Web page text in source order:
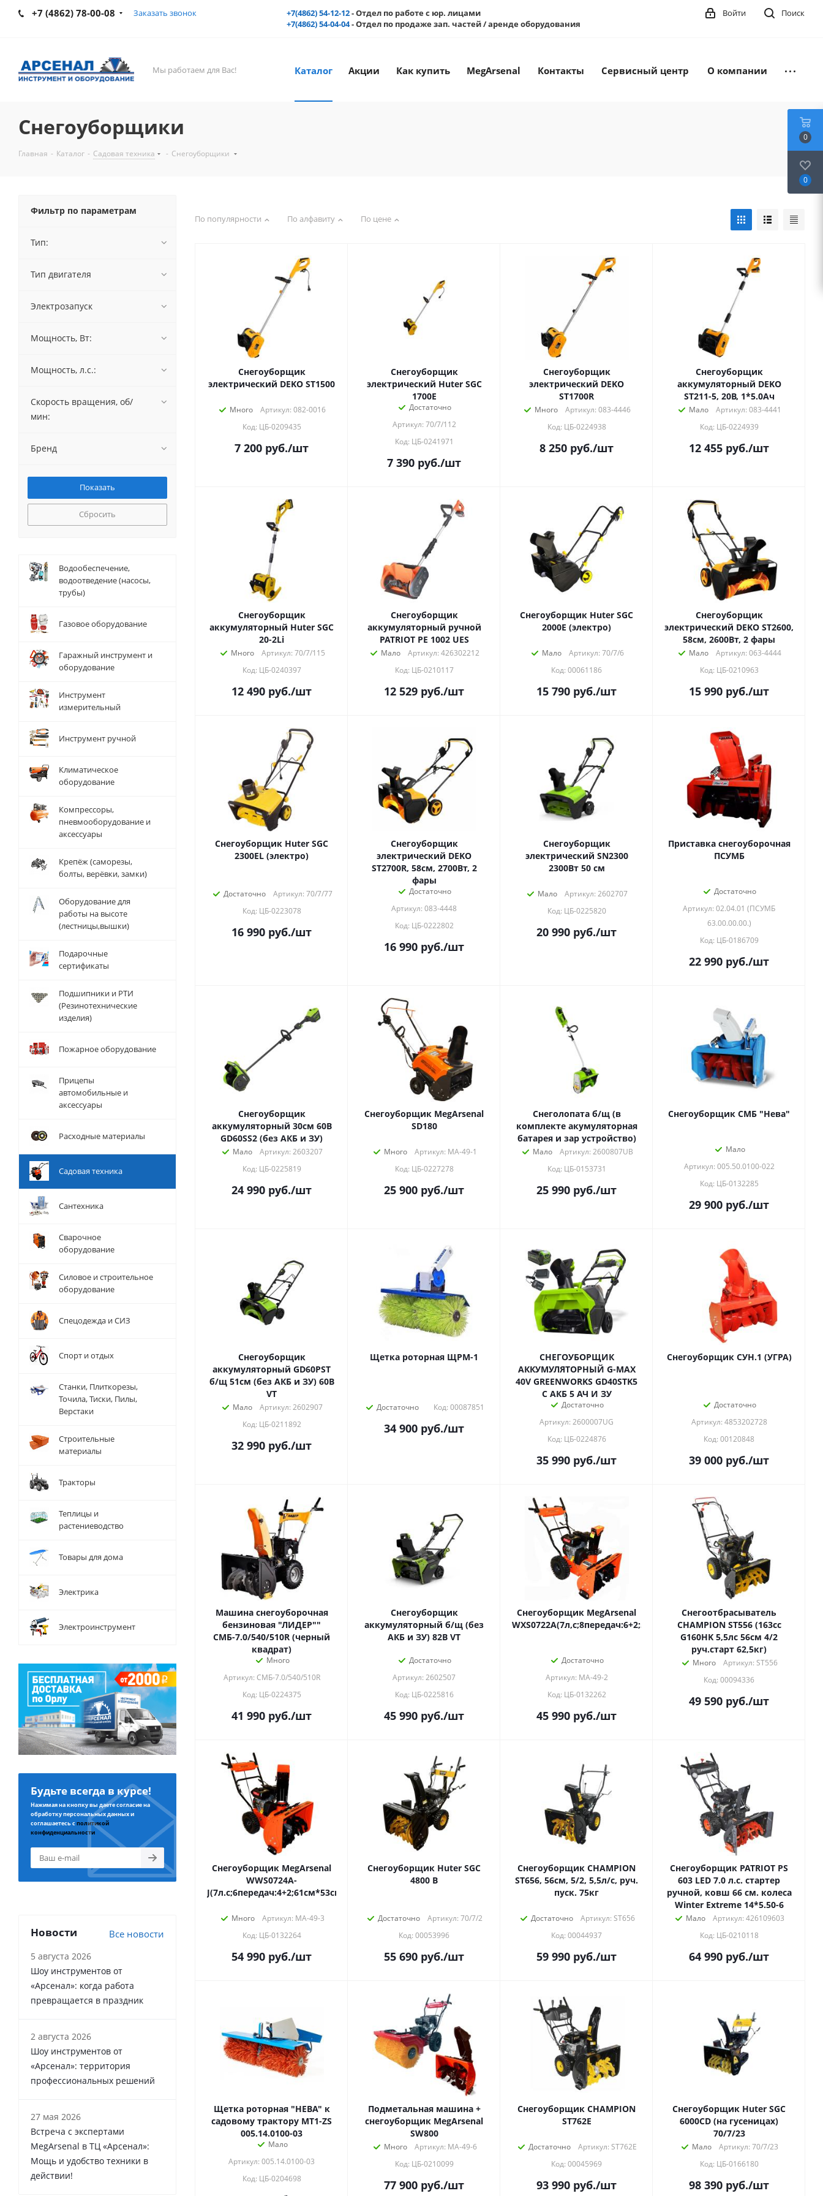
+7 (4862) 78-00-08 Заказать звонок +7(4862) 54-12-12- Отдел по работе с юр. лицами
+7(4862) 54-04-04- Отдел по продаже зап. частей / аренде оборудования
Поиск
Войти
Мы работаем для Вас! Каталог Акции Как купить MegArsenal Контакты Сервисный центр О компании
Снегоуборщики
Главная - Каталог - Садовая техника - Снегоуборщики
По популярности По алфавиту По цене
Снегоуборщик
электрический DEKO ST1500
Много
Артикул: 082-0016
Код: ЦБ-0209435
7 200 руб./шт
Снегоуборщик
электрический Huter SGC
1700E
Достаточно
Артикул: 70/7/112
Код: ЦБ-0241971
7 390 руб./шт
Снегоуборщик
электрический DEKO
ST1700R
Много
Артикул: 083-4446
Код: ЦБ-0224938
8 250 руб./шт
Снегоуборщик
аккумуляторный DEKO
ST211-5, 20В, 1*5.0Ач
Мало
Артикул: 083-4441
Код: ЦБ-0224939
12 455 руб./шт
Снегоуборщик
аккумуляторный Huter SGC
20-2Li
Много
Артикул: 70/7/115
Код: ЦБ-0240397
12 490 руб./шт
Снегоуборщик
аккумуляторный ручной
PATRIOT PE 1002 UES
Мало
Артикул: 426302212
Код: ЦБ-0210117
12 529 руб./шт
Снегоуборщик Huter SGC
2000Е (электро)
Мало
Артикул: 70/7/6
Код: 00061186
15 790 руб./шт
Снегоуборщик
электрический DEKO ST2600,
58см, 2600Вт, 2 фары
Мало
Артикул: 063-4444
Код: ЦБ-0210963
15 990 руб./шт
Снегоуборщик Huter SGC
2300ЕL (электро)
Достаточно
Артикул: 70/7/77
Код: ЦБ-0223078
16 990 руб./шт
Снегоуборщик
электрический DEKO
ST2700R, 58см, 2700Вт, 2
фары
Достаточно
Артикул: 083-4448
Код: ЦБ-0222802
16 990 руб./шт
Cнегоуборщик
электрический SN2300
2300Вт 50 см
Мало
Артикул: 2602707
Код: ЦБ-0225820
20 990 руб./шт
Приставка снегоуборочная
ПСУМБ
Достаточно
Артикул: 02.04.01 (ПСУМБ
63.00.00.00.)
Код: ЦБ-0186709
22 990 руб./шт
Снегоуборщик
аккумуляторный 30см 60В
GD60SS2 (без АКБ и ЗУ)
Мало
Артикул: 2603207
Код: ЦБ-0225819
24 990 руб./шт
Снегоуборщик MegArsenal
SD180
Много
Артикул: МА-49-1
Код: ЦБ-0227278
25 900 руб./шт
Снеголопата б/щ (в
комплекте акумуляторная
батарея и зар устройство)
Мало
Артикул: 2600807UB
Код: ЦБ-0153731
25 990 руб./шт
Снегоуборщик СМБ "Нева"
Мало
Артикул: 005.50.0100-022
Код: ЦБ-0132285
29 900 руб./шт
Снегоуборщик
аккумуляторный GD60PST
б/щ 51см (без АКБ и ЗУ) 60В
VT
Мало
Артикул: 2602907
Код: ЦБ-0211892
32 990 руб./шт
Щетка роторная ЩРМ-1
Достаточно Код: 00087851
34 900 руб./шт
СНЕГОУБОРЩИК
АККУМУЛЯТОРНЫЙ G-MAX
40V GREENWORKS GD40STK5
С АКБ 5 АЧ И ЗУ
Достаточно
Артикул: 2600007UG
Код: ЦБ-0224876
35 990 руб./шт
Снегоуборщик СУН.1 (УГРА)
Достаточно
Артикул: 4853202728
Код: 00120848
39 000 руб./шт
Машина снегоуборочная
бензиновая "ЛИДЕР""
СМБ-7.0/540/510R (черный
квадрат)
Много
Артикул: СМБ-7.0/540/510R
Код: ЦБ-0224375
41 990 руб./шт
Снегоуборщик
аккумуляторный б/щ (без
АКБ и ЗУ) 82В VT
Достаточно
Артикул: 2602507
Код: ЦБ-0225816
45 990 руб./шт
Снегоуборщик MegArsenal
WXS0722A(7л,с;8передач:6+2;56см*43см)
Достаточно
Артикул: МА-49-2
Код: ЦБ-0132262
45 990 руб./шт
Снегоотбрасыватель
CHAMPION ST556 (163cc
G160HK 5,5лс 56см 4/2
руч.старт 62,5кг)
Много
Артикул: ST556
Код: 00094336
49 590 руб./шт
Снегоуборщик MegArsenal
WWS0724A-
J(7л.с;6передач:4+2;61см*53см)
Много
Артикул: МА-49-3
Код: ЦБ-0132264
54 990 руб./шт
Снегоуборщик Huter SGC
4800 В
Достаточно
Артикул: 70/7/2
Код: 00053996
55 690 руб./шт
Снегоуборщик CHAMPION
ST656, 56см, 5/2, 5,5л/с, руч.
пуск. 75кг
Достаточно
Артикул: ST656
Код: 00044937
59 990 руб./шт
Снегоуборщик PATRIOT PS
603 LED 7.0 л.с. стартер
ручной, ковш 66 см. колеса
Winter Extreme 14*5.50-6
Мало
Артикул: 426109603
Код: ЦБ-0210118
64 990 руб./шт
Щетка роторная "НЕВА" к
садовому трактору МТ1-ZS
005.14.0100-03
Мало
Артикул: 005.14.0100-03
Код: ЦБ-0204698
Подметальная машина +
снегоуборщик MegArsenal
SW800
Много
Артикул: МА-49-6
Код: ЦБ-0210099
77 900 руб./шт
Снегоуборщик CHAMPION
ST762E
Достаточно
Артикул: ST762E
Код: 00045969
93 990 руб./шт
Снегоуборщик Huter SGC
6000CD (на гусеницах)
70/7/23
Мало
Артикул: 70/7/23
Код: ЦБ-0166180
98 390 руб./шт
Фильтр по параметрам
Тип:
Тип двигателя
Электрозапуск
Мощность, Вт:
Мощность, л.с.:
Скорость вращения, об/
мин:
Бренд
Сбросить
Водообеспечение,
водоотведение (насосы,
трубы)
Газовое оборудование
Гаражный инструмент и
оборудование
Инструмент
измерительный
Инструмент ручной
Климатическое
оборудование
Компрессоры,
пневмооборудование и
аксессуары
Крепёж (саморезы,
болты, верёвки, замки)
Оборудование для
работы на высоте
(лестницы,вышки)
Подарочные
сертификаты
Подшипники и РТИ
(Резинотехнические
изделия)
Пожарное оборудование
Прицепы
автомобильные и
аксессуары
Расходные материалы
Садовая техника
Сантехника
Сварочное
оборудование
Силовое и строительное
оборудование
Спецодежда и СИЗ
Спорт и отдых
Станки, Плиткорезы,
Точила, Тиски, Пилы,
Верстаки
Строительные
материалы
Тракторы
Теплицы и
растениеводство
Товары для дома
Электрика
Электроинструмент
Будьте всегда в курсе!
Нажимая на кнопку вы даете согласие на
обработку персональных данных и
соглашаетесь сполитикой
конфиденциальности
Новости Все новости
5 августа 2026
Шоу инструментов от
«Арсенал»: когда работа
превращается в праздник
2 августа 2026
Шоу инструментов от
«Арсенал»: территория
профессиональных решений
27 мая 2026
Встреча с экспертами
MegArsenal в ТЦ «Арсенал»:
Мощь и удобство техники в
действии!
0
0